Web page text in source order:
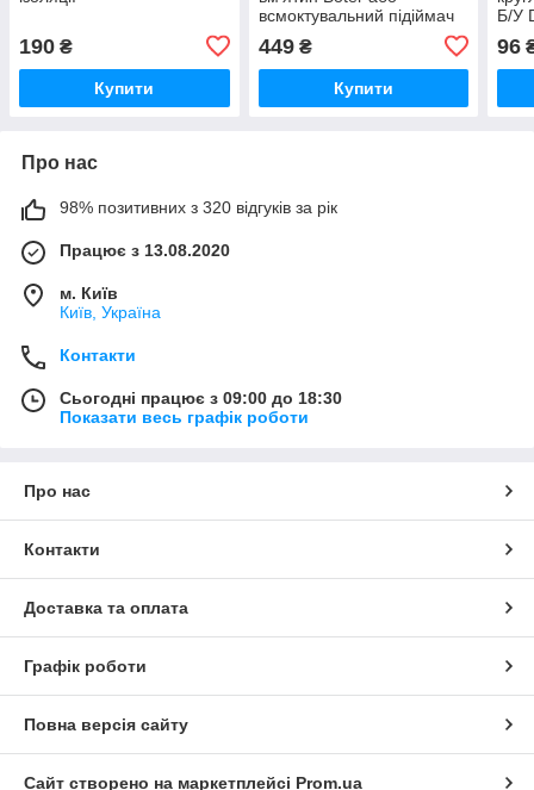
190 ₴
Купити
всмоктувальний підіймач
449₴
Купити
Б/У
на
96
Про нас
98% позитивних з 320 відгуків за рік
Працює з 13.08.2020
м. Київ
Київ, Україна
Контакти
Сьогодні працює з 09:00 до 18:30
Показати весь графік роботи
Про нас
Контакти
Доставка та оплата
Графік роботи
Повна версія сайту
Сайт створено на маркетплейсі Prom.ua